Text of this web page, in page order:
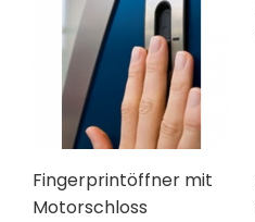
Fingerprintöffner mit
Motorschloss